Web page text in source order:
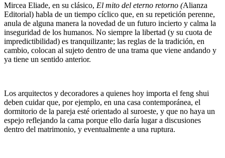
Mircea Eliade, en su clásico, El mito del eterno retorno (Alianza
Editorial) habla de un tiempo cíclico que, en su repetición perenne,
anula de alguna manera la novedad de un futuro incierto y calma la
inseguridad de los humanos. No siempre la libertad (y su cuota de
impredictibilidad) es tranquilizante; las reglas de la tradición, en
cambio, colocan al sujeto dentro de una trama que viene andando y
ya tiene un sentido anterior.
Los arquitectos y decoradores a quienes hoy importa el feng shui
deben cuidar que, por ejemplo, en una casa contemporánea, el
dormitorio de la pareja esté orientado al suroeste, y que no haya un
espejo reflejando la cama porque ello daría lugar a discusiones
dentro del matrimonio, y eventualmente a una ruptura.